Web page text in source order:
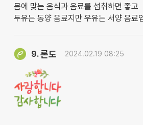
몸에 맞는 음식과 음료를 섭취하면 좋고
두유는 동양 음료지만 우유는 서양 음료
9.론도 2024.02.19 08:25